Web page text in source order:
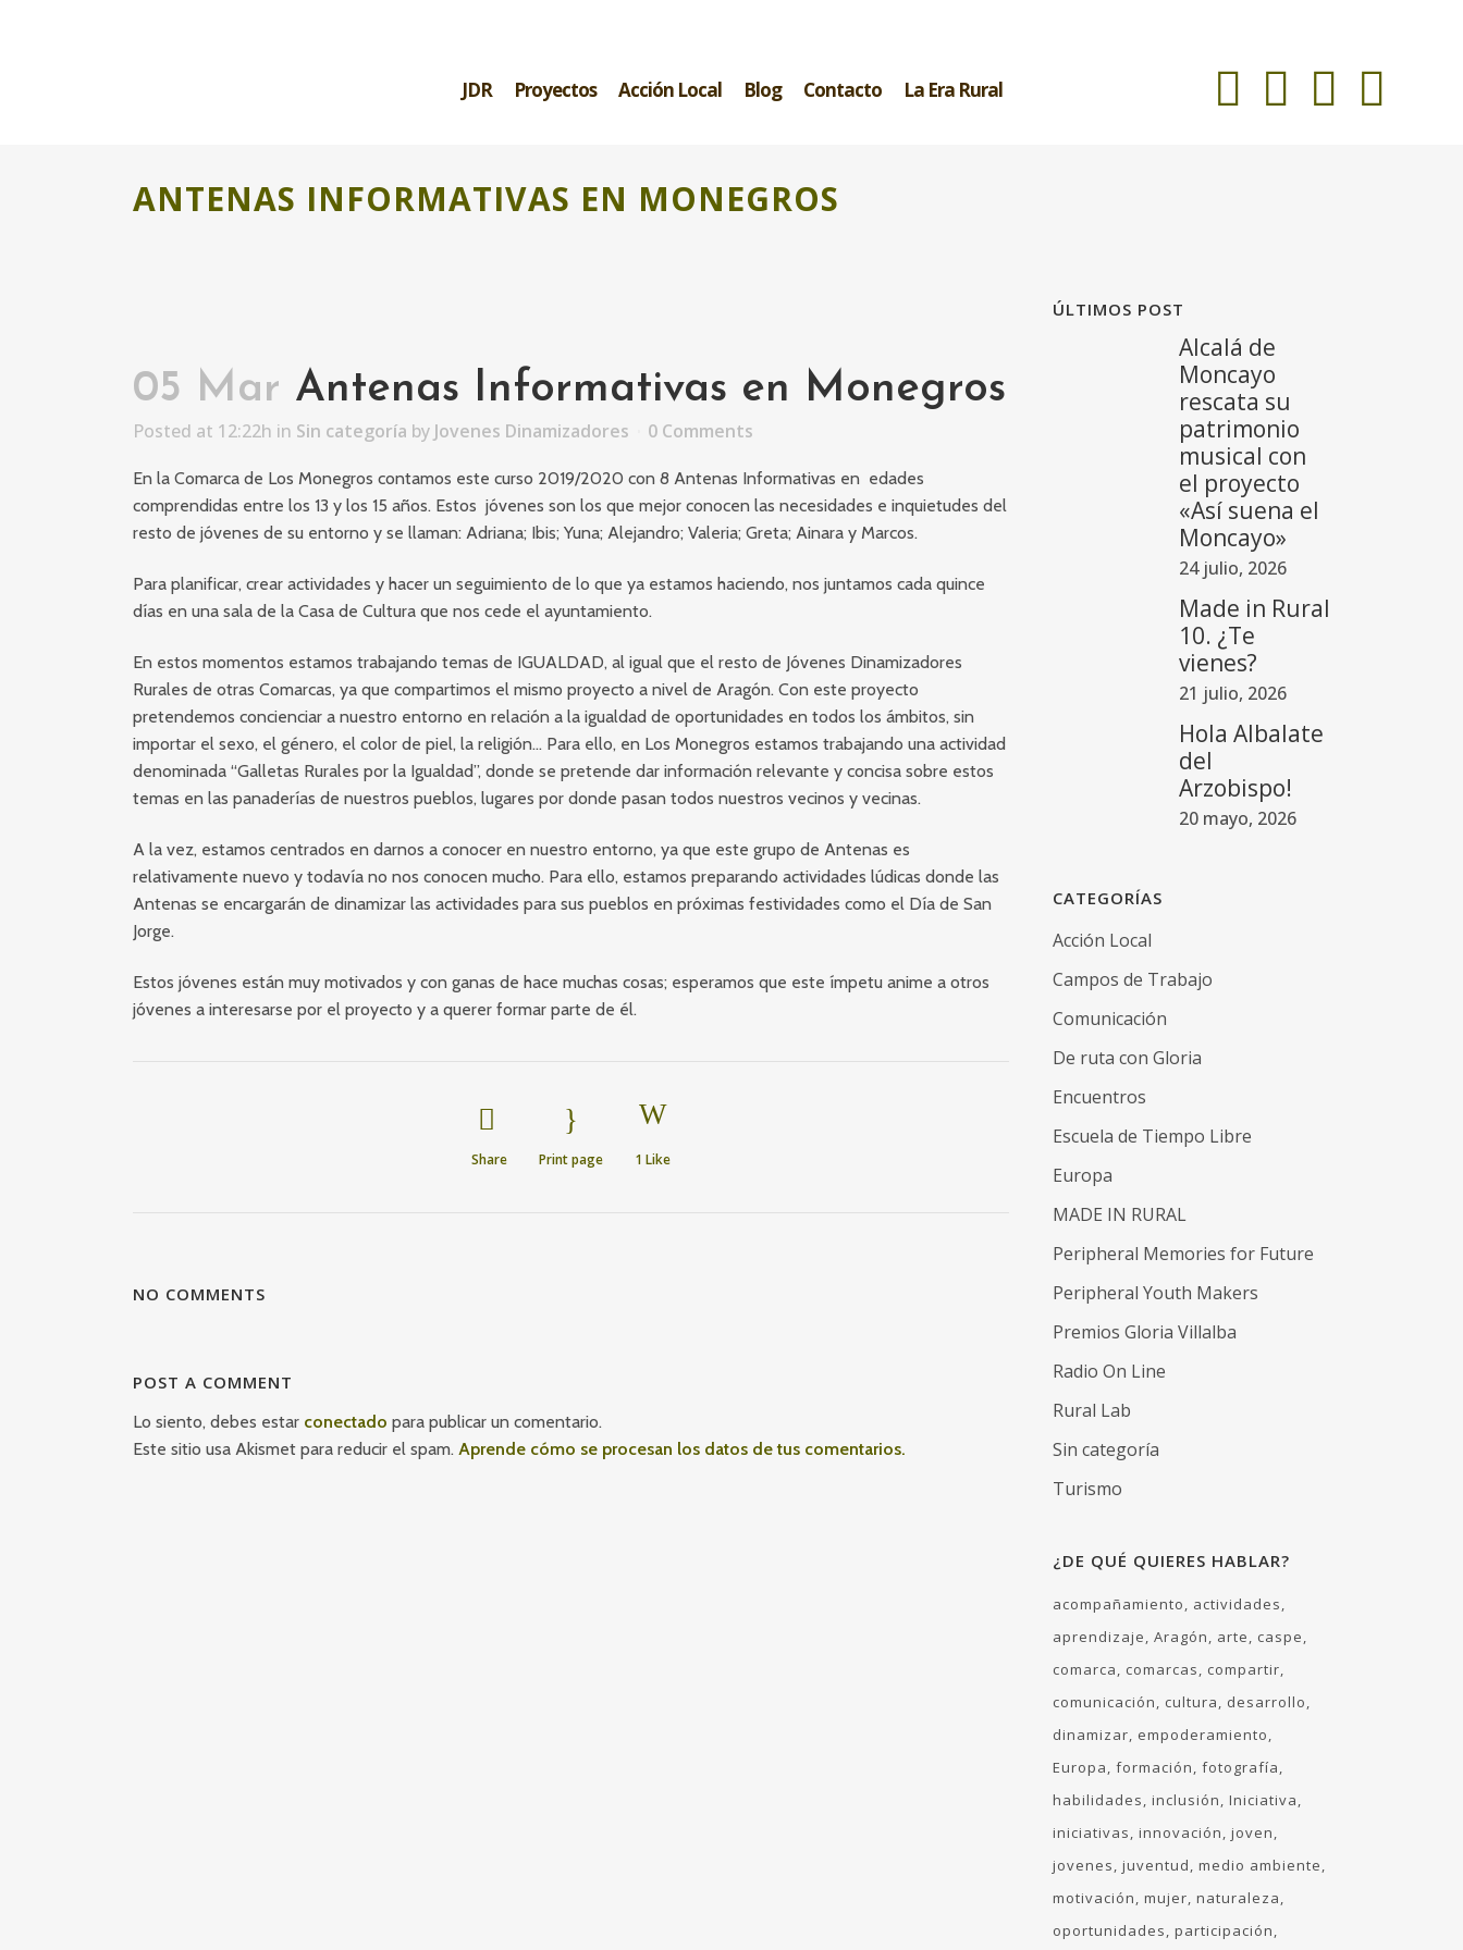
JDR Proyectos Acción Local Blog Contacto La Era Rural
ANTENAS INFORMATIVAS EN MONEGROS
05 Mar Antenas Informativas en Monegros
Posted at 12:22h in Sin categoría by Jovenes Dinamizadores 0 Comments
En la Comarca de Los Monegros contamos este curso 2019/2020 con 8 Antenas Informativas en edades
comprendidas entre los 13 y los 15 años. Estos jóvenes son los que mejor conocen las necesidades e inquietudes del
resto de jóvenes de su entorno y se llaman: Adriana; Ibis; Yuna; Alejandro; Valeria; Greta; Ainara y Marcos.
Para planificar, crear actividades y hacer un seguimiento de lo que ya estamos haciendo, nos juntamos cada quince
días en una sala de la Casa de Cultura que nos cede el ayuntamiento.
En estos momentos estamos trabajando temas de IGUALDAD, al igual que el resto de Jóvenes Dinamizadores
Rurales de otras Comarcas, ya que compartimos el mismo proyecto a nivel de Aragón. Con este proyecto
pretendemos concienciar a nuestro entorno en relación a la igualdad de oportunidades en todos los ámbitos, sin
importar el sexo, el género, el color de piel, la religión… Para ello, en Los Monegros estamos trabajando una actividad
denominada “Galletas Rurales por la Igualdad”, donde se pretende dar información relevante y concisa sobre estos
temas en las panaderías de nuestros pueblos, lugares por donde pasan todos nuestros vecinos y vecinas.
A la vez, estamos centrados en darnos a conocer en nuestro entorno, ya que este grupo de Antenas es
relativamente nuevo y todavía no nos conocen mucho. Para ello, estamos preparando actividades lúdicas donde las
Antenas se encargarán de dinamizar las actividades para sus pueblos en próximas festividades como el Día de San
Jorge.
Estos jóvenes están muy motivados y con ganas de hace muchas cosas; esperamos que este ímpetu anime a otros
jóvenes a interesarse por el proyecto y a querer formar parte de él.
Share Print page 1 Like
NO COMMENTS
POST A COMMENT
Lo siento, debes estar conectado para publicar un comentario.
Este sitio usa Akismet para reducir el spam. Aprende cómo se procesan los datos de tus comentarios.
ÚLTIMOS POST
Alcalá de
Moncayo
rescata su
patrimonio
musical con
el proyecto
«Así suena el
Moncayo»
24 julio, 2026
Made in Rural
10. ¿Te
vienes?
21 julio, 2026
Hola Albalate
del
Arzobispo!
20 mayo, 2026
CATEGORÍAS
Acción Local
Campos de Trabajo
Comunicación
De ruta con Gloria
Encuentros
Escuela de Tiempo Libre
Europa
MADE IN RURAL
Peripheral Memories for Future
Peripheral Youth Makers
Premios Gloria Villalba
Radio On Line
Rural Lab
Sin categoría
Turismo
¿DE QUÉ QUIERES HABLAR?
acompañamiento
actividades
aprendizaje Aragón arte
caspe
comarca
comarcas
compartir
comunicación
cultura
desarrollo
dinamizar empoderamiento
Europa formación fotografía
habilidades inclusión Iniciativa
iniciativas innovación joven
jovenes juventud medio ambiente
motivación mujer naturaleza
oportunidades participación